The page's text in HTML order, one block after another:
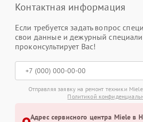
Контактная информация
Если требуется задать вопрос
свои данные и дежурный
проконсультирует Вас!
Отправляя заявку на ремонт техники
Политикой
Адрес сервисного центра Miele в